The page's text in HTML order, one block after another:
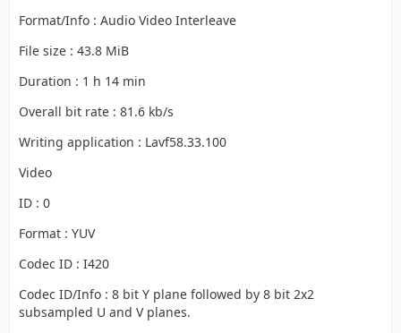
Format/Info : Audio Video Interleave
File size : 43.8 MiB
Duration : 1 h 14 min
Overall bit rate : 81.6 kb/s
Writing application : Lavf58.33.100
Video
ID : 0
Format : YUV
Codec ID : I420
Codec ID/Info : 8 bit Y plane followed by 8 bit 2x2
subsampled U and V planes.